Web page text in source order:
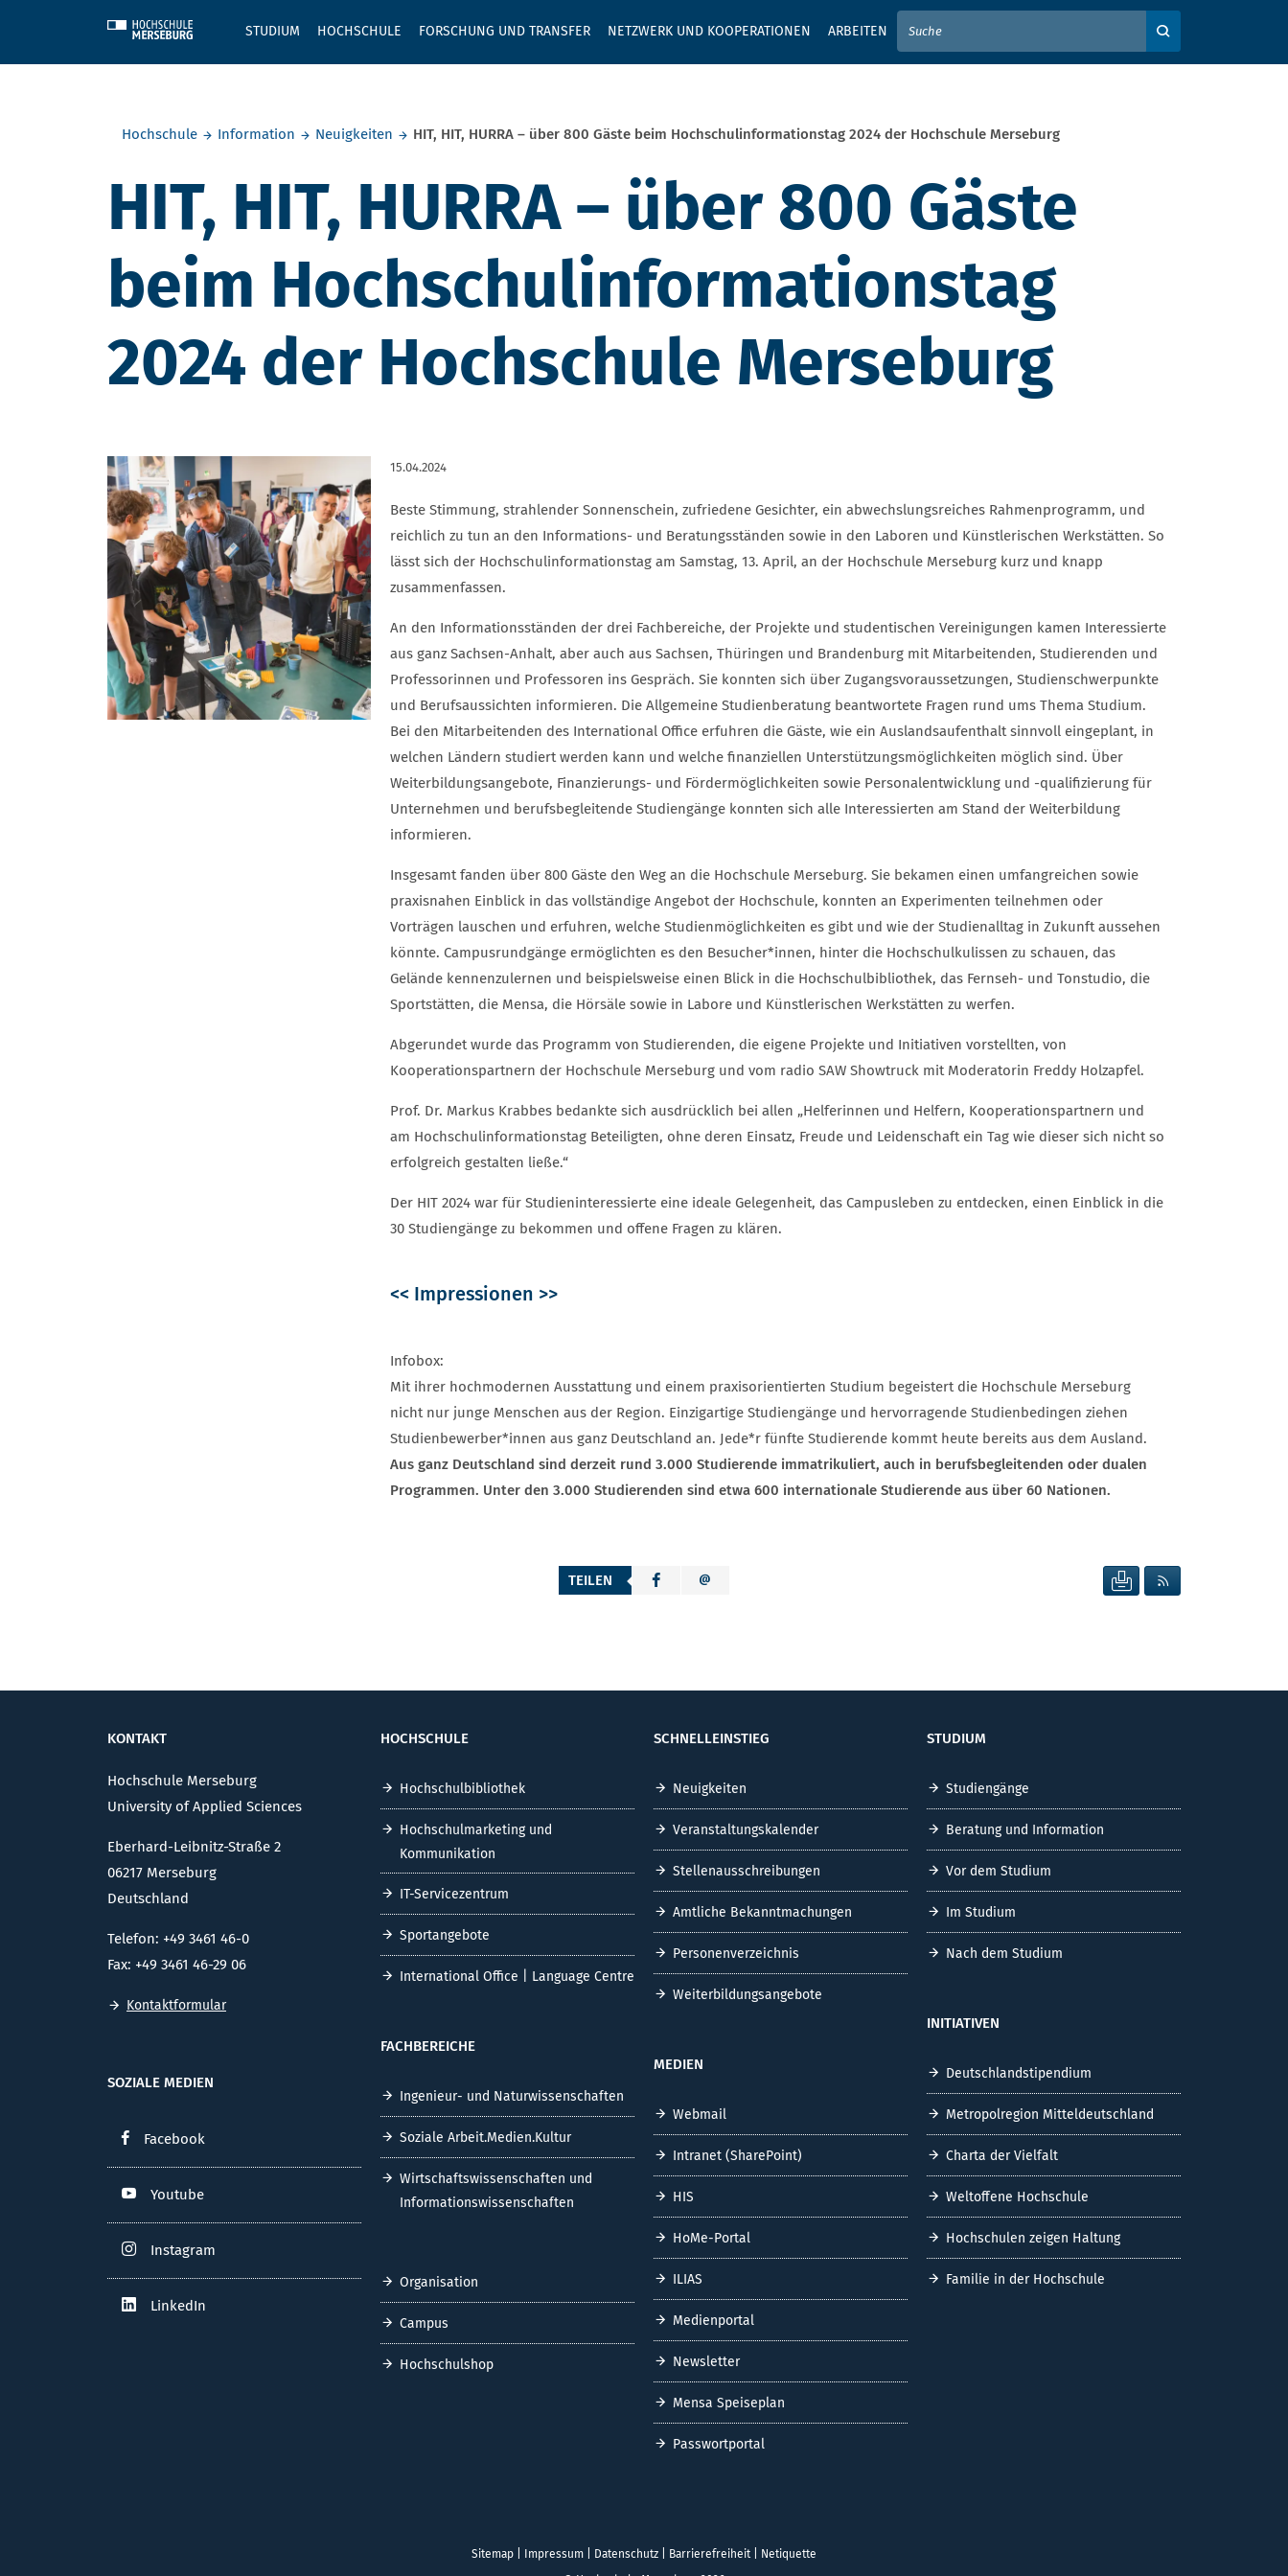
STUDIUM HOCHSCHULE FORSCHUNG UND TRANSFER NETZWERK UND KOOPERATIONEN ARBEITEN
GEBEN SIE HIER IHREN SUCHBEGRIFF EIN
Hochschule
Information Neuigkeiten HIT, HIT, HURRA – über 800 Gäste beim Hochschulinformationstag 2024 der Hochschule Merseburg
HIT, HIT, HURRA – über 800 Gäste
beim Hochschulinformationstag
2024 der Hochschule Merseburg
15.04.2024
Beste Stimmung, strahlender Sonnenschein, zufriedene Gesichter, ein abwechslungsreiches Rahmenprogramm, und
reichlich zu tun an den Informations- und Beratungsständen sowie in den Laboren und Künstlerischen Werkstätten. So
lässt sich der Hochschulinformationstag am Samstag, 13. April, an der Hochschule Merseburg kurz und knapp
zusammenfassen.
An den Informationsständen der drei Fachbereiche, der Projekte und studentischen Vereinigungen kamen Interessierte
aus ganz Sachsen-Anhalt, aber auch aus Sachsen, Thüringen und Brandenburg mit Mitarbeitenden, Studierenden und
Professorinnen und Professoren ins Gespräch. Sie konnten sich über Zugangsvoraussetzungen, Studienschwerpunkte
und Berufsaussichten informieren. Die Allgemeine Studienberatung beantwortete Fragen rund ums Thema Studium.
Bei den Mitarbeitenden des International Office erfuhren die Gäste, wie ein Auslandsaufenthalt sinnvoll eingeplant, in
welchen Ländern studiert werden kann und welche finanziellen Unterstützungsmöglichkeiten möglich sind. Über
Weiterbildungsangebote, Finanzierungs- und Fördermöglichkeiten sowie Personalentwicklung und -qualifizierung für
Unternehmen und berufsbegleitende Studiengänge konnten sich alle Interessierten am Stand der Weiterbildung
informieren.
Insgesamt fanden über 800 Gäste den Weg an die Hochschule Merseburg. Sie bekamen einen umfangreichen sowie
praxisnahen Einblick in das vollständige Angebot der Hochschule, konnten an Experimenten teilnehmen oder
Vorträgen lauschen und erfuhren, welche Studienmöglichkeiten es gibt und wie der Studienalltag in Zukunft aussehen
könnte. Campusrundgänge ermöglichten es den Besucher*innen, hinter die Hochschulkulissen zu schauen, das
Gelände kennenzulernen und beispielsweise einen Blick in die Hochschulbibliothek, das Fernseh- und Tonstudio, die
Sportstätten, die Mensa, die Hörsäle sowie in Labore und Künstlerischen Werkstätten zu werfen.
Abgerundet wurde das Programm von Studierenden, die eigene Projekte und Initiativen vorstellten, von
Kooperationspartnern der Hochschule Merseburg und vom radio SAW Showtruck mit Moderatorin Freddy Holzapfel.
Prof. Dr. Markus Krabbes bedankte sich ausdrücklich bei allen „Helferinnen und Helfern, Kooperationspartnern und
am Hochschulinformationstag Beteiligten, ohne deren Einsatz, Freude und Leidenschaft ein Tag wie dieser sich nicht so
erfolgreich gestalten ließe.“
Der HIT 2024 war für Studieninteressierte eine ideale Gelegenheit, das Campusleben zu entdecken, einen Einblick in die
30 Studiengänge zu bekommen und offene Fragen zu klären.
<< Impressionen >>
Infobox:
Mit ihrer hochmodernen Ausstattung und einem praxisorientierten Studium begeistert die Hochschule Merseburg
nicht nur junge Menschen aus der Region. Einzigartige Studiengänge und hervorragende Studienbedingen ziehen
Studienbewerber*innen aus ganz Deutschland an. Jede*r fünfte Studierende kommt heute bereits aus dem Ausland.
Aus ganz Deutschland sind derzeit rund 3.000 Studierende immatrikuliert, auch in berufsbegleitenden oder dualen
Programmen. Unter den 3.000 Studierenden sind etwa 600 internationale Studierende aus über 60 Nationen.
TEILEN SEITE DRUCKEN
KONTAKT
Hochschule Merseburg
University of Applied Sciences
Eberhard-Leibnitz-Straße 2
06217 Merseburg
Deutschland
Telefon: +49 3461 46-0
Fax: +49 3461 46-29 06
Kontaktformular
SOZIALE MEDIEN
Facebook
Youtube
Instagram
LinkedIn
HOCHSCHULE
Hochschulbibliothek
Hochschulmarketing und
Kommunikation
IT-Servicezentrum
Sportangebote
International Office | Language Centre
FACHBEREICHE
Ingenieur- und Naturwissenschaften
Soziale Arbeit.Medien.Kultur
Wirtschaftswissenschaften und
Informationswissenschaften
Organisation
Campus
Hochschulshop
SCHNELLEINSTIEG
Neuigkeiten
Veranstaltungskalender
Stellenausschreibungen
Amtliche Bekanntmachungen
Personenverzeichnis
Weiterbildungsangebote
MEDIEN
Webmail
Intranet (SharePoint)
HIS
HoMe-Portal
ILIAS
Medienportal
Newsletter
Mensa Speiseplan
Passwortportal
STUDIUM
Studiengänge
Beratung und Information
Vor dem Studium
Im Studium
Nach dem Studium
INITIATIVEN
Deutschlandstipendium
Metropolregion Mitteldeutschland
Charta der Vielfalt
Weltoffene Hochschule
Hochschulen zeigen Haltung
Familie in der Hochschule
Sitemap Impressum Datenschutz Barrierefreiheit|
Netiquette